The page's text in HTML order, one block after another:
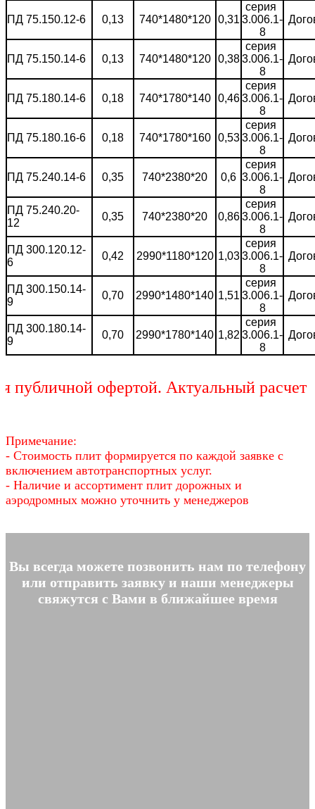
ПД 75.150.12-6 0,13 740*1480*120 0,31
серия
3.006.1-
8
ПД 75.150.14-6 0,13 740*1480*120 0,38
серия
3.006.1-
8
ПД 75.180.14-6 0,18 740*1780*140 0,46
серия
3.006.1-
8
ПД 75.180.16-6 0,18 740*1780*160 0,53
серия
3.006.1-
8
ПД 75.240.14-6 0,35 740*2380*20 0,6
серия
3.006.1-
8
ПД 75.240.20-
12
0,35 740*2380*20 0,86
серия
3.006.1-
8
ПД 300.120.12-
6
0,42 2990*1180*120 1,03
серия
3.006.1-
8
ПД 300.150.14-
9
0,70 2990*1480*140 1,51
серия
3.006.1-
8
ПД 300.180.14-
9
0,70 2990*1780*140 1,82
серия
3.006.1-
8
офертой. Актуальный расчет
Примечание:
- Стоимость плит формируется по каждой заявке с
включением автотранспортных услуг.
- Наличие и ассортимент плит дорожных и
аэродромных можно уточнить у менеджеров
Вы всегда можете позвонить нам по телефону
или отправить заявку и наши менеджеры
свяжутся с Вами в ближайшее время